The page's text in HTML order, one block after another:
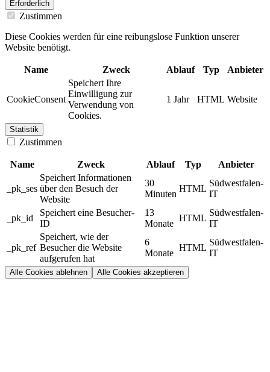
Erforderlich
Zustimmen
Diese Cookies werden für eine reibungslose Funktion unserer
Website benötigt.
Name Zweck Ablauf Typ Anbieter
CookieConsent
Speichert Ihre
Einwilligung zur
Verwendung von
Cookies.
1 Jahr HTML Website
Statistik
Zustimmen
Name Zweck Ablauf Typ Anbieter
_pk_ses
Speichert Informationen
über den Besuch der
Website
30
Minuten
HTML
Südwestfalen-
IT
_pk_id
Speichert eine Besucher-
ID
13
Monate
HTML
Südwestfalen-
IT
_pk_ref
Speichert, wie der
Besucher die Website
aufgerufen hat
6
Monate
HTML
Südwestfalen-
IT
Alle Cookies ablehnen Alle Cookies akzeptieren